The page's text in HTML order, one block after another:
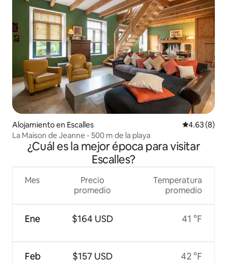
Alojamiento en Escalles Calificación
4.63 (8)
La Maison de Jeanne - 500 m de la playa
¿Cuál es la mejor época para visitar
Escalles?
Mes
Ene
Feb
Precio
promedio
$164 USD
$157 USD
Temperatura
promedio
41 °F
42 °F